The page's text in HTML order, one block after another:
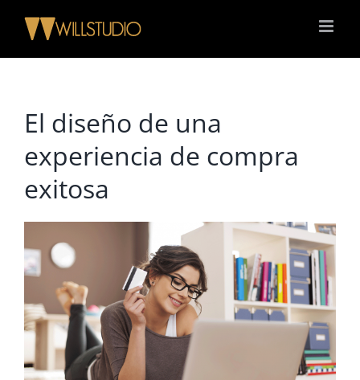
contenido
El diseño de una
experiencia de compra
exitosa
imagen
más
grande